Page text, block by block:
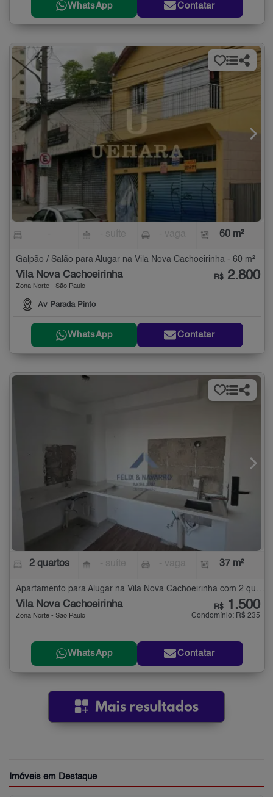
WhatsApp Contatar
60 m²
Galpão / Salão para Alugar na Vila Nova Cachoeirinha - 60 m²
Vila Nova Cachoeirinha
Zona Norte - São Paulo
Av Parada Pinto
R$ 2.800
WhatsApp Contatar
2 quartos 37 m²
Vila Nova Cachoeirinha
Zona Norte - São Paulo
R$ 1.500
Condomínio: R$ 235
WhatsApp Contatar
Imóveis em Destaque